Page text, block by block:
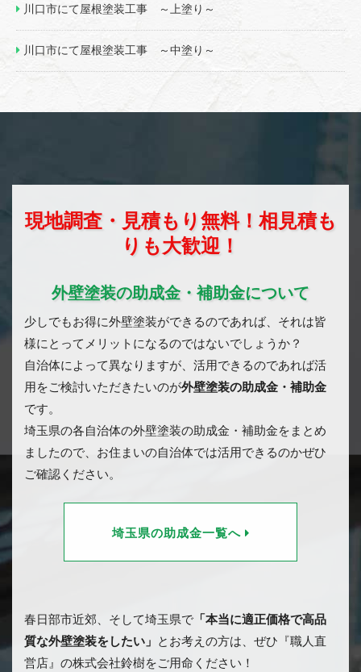
川口市にて屋根塗装工事 ～上塗り～
川口市にて屋根塗装工事 ～中塗り～
現地調査・見積もり無料！相見積も
りも大歓迎！
外壁塗装の助成金・補助金について
少しでもお得に外壁塗装ができるのであれば、それは皆
様にとってメリットになるのではないでしょうか？
自治体によって異なりますが、活用できるのであれば活
用をご検討いただきたいのが外壁塗装の助成金・補助金
です。
埼玉県の各自治体の外壁塗装の助成金・補助金をまとめ
ましたので、お住まいの自治体では活用できるのかぜひ
ご確認ください。
埼玉県の助成金一覧へ
春日部市近郊、そして埼玉県で 「本当に適正価格で高品
質な外壁塗装をしたい」
とお考えの方は、ぜひ『職人直
営店』の株式会社鈴樹をご用命ください！